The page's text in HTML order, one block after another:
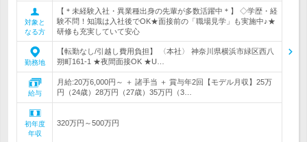
対象と
なる方
【＊未経験入社・異業種出身の先輩が多数活躍中＊】 ◇学歴・経
験不問！知識は入社後でOK★面接前の「職場見学」も実施中♪★
研修も充実していて安心
勤務地
【転勤なし/引越し費用負担】 〈本社〉 神奈川県横浜市緑区西八
朔町161-1 ★夜間面接OK ★U…
給与
月給:20万6,000円～ ＋ 諸手当 ＋ 賞与年2回【モデル月収】25万
円（24歳）28万円（27歳）35万円（3…
初年度
年収
320万円～500万円